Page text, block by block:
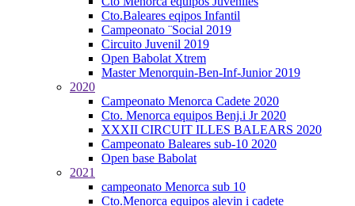
Cto.Baleares eqipos Infantil
Campeonato ¨Social 2019
Circuito Juvenil 2019
Open Babolat Xtrem
Master Menorquin-Ben-Inf-Junior 2019
2020
Campeonato Menorca Cadete 2020
Cto. Menorca equipos Benj.i Jr 2020
XXXII CIRCUIT ILLES BALEARS 2020
Campeonato Baleares sub-10 2020
Open base Babolat
2021
campeonato Menorca sub 10
Cto.Menorca equipos alevin i cadete